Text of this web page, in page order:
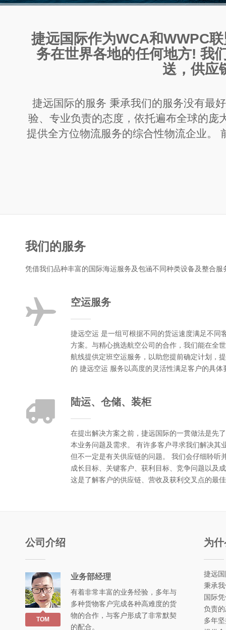
捷远国际作为WCA和WWPC
务在世界各地的任何地方! 我
送，供应
捷远国际的服务 秉承我们的服务没有最
验、专业负责的态度，依托遍布全球的庞
提供全方位物流服务的综合性物流企业。
我们的服务
凭借我们品种丰富的国际海运服务及包涵不同种类设备及整合
空运服务
捷远空运 是一组可根据不同的货运速度满足不同
方案。与精心挑选航空公司的合作，我们能在全
航线提供定班空运服务，以助您提前确定计划，
的 捷远空运 服务以高度的灵活性满足客户的具体
陆运、仓储、装柜
在提出解决方案之前，捷远国际的一贯做法是先
本业务问题及需求。 有许多客户寻求我们解决其
但不一定是有关供应链的问题。 我们会仔细聆听
成长目标、关键客户、获利目标、竞争问题以及
这是了解客户的供应链、营收及获利交叉点的最
公司介绍
TOM
业务部经理
有着非常丰富的业务经验，多年与
多种货物客户完成各种高难度的货
物的合作，与客户形成了非常默契
的配合。
为
捷远
秉承
国际
负责
多年